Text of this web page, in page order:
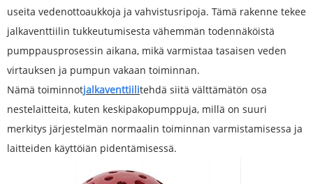
useita vedenottoaukkoja ja vahvistusripoja. Tämä rakenne tekee
jalkaventtiilin tukkeutumisesta vähemmän todennäköistä
pumppausprosessin aikana, mikä varmistaa tasaisen veden
virtauksen ja pumpun vakaan toiminnan.
Nämä toiminnotjalkaventtiilitehdä siitä välttämätön osa
nestelaitteita, kuten keskipakopumppuja, millä on suuri
merkitys järjestelmän normaalin toiminnan varmistamisessa ja
laitteiden käyttöiän pidentämisessä.